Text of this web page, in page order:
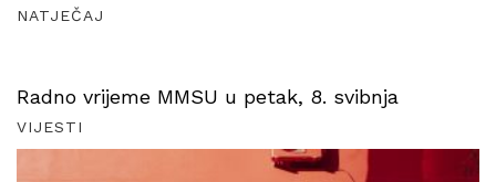
NATJEČAJ
Radno vrijeme MMSU u petak, 8. svibnja
VIJESTI